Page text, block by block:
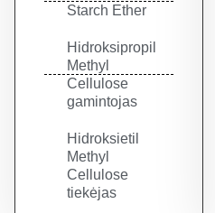
Starch Ether
Hidroksipropil
Methyl
Cellulose
gamintojas
Hidroksietil
Methyl
Cellulose
tiekėjas